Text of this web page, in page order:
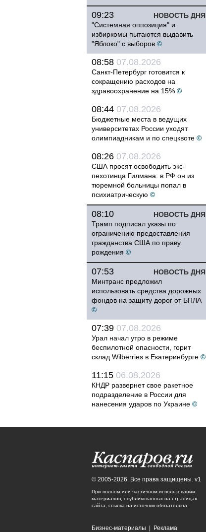
НОВОСТЬ ДНЯ
09:23
"Системная оппозиция" и
избиркомы пытаются выдавить
"Яблоко" с выборов ©
08:58 07.08.2026
Санкт-Петербург готовится к
сокращению расходов на
здравоохранение на 15% ©
08:44 07.08.2026
Бюджетные места в ведущих
университетах России уходят
олимпиадникам и по спецквоте ©
08:26 07.08.2026
США просят освободить экс-
пехотинца Гилмана: в РФ он из
тюремной больницы попал в
психиатрическую ©
НОВОСТЬ ДНЯ
08:10
Трамп подписал указы по
ограничению предоставления
гражданства США по праву
рождения ©
НОВОСТЬ ДНЯ
07:53
Минтранс предложил
использовать средства дорожных
фондов на защиту дорог от БПЛА
©
07:39 07.08.2026
Урал начал утро в режиме
беспилотной опасности, горит
склад Wilberries в Екатеринбурге ©
11:15 06.08.2026
КНДР развернет свое ракетное
подразделение в России для
нанесения ударов по Украине ©
© 2005-2026. Все права защищены. v1
При полном или частичном использовании
материалов, опубликованных на страницах
сайта, ссылка на источник обязательна.
Бизнес-материалы Реклама